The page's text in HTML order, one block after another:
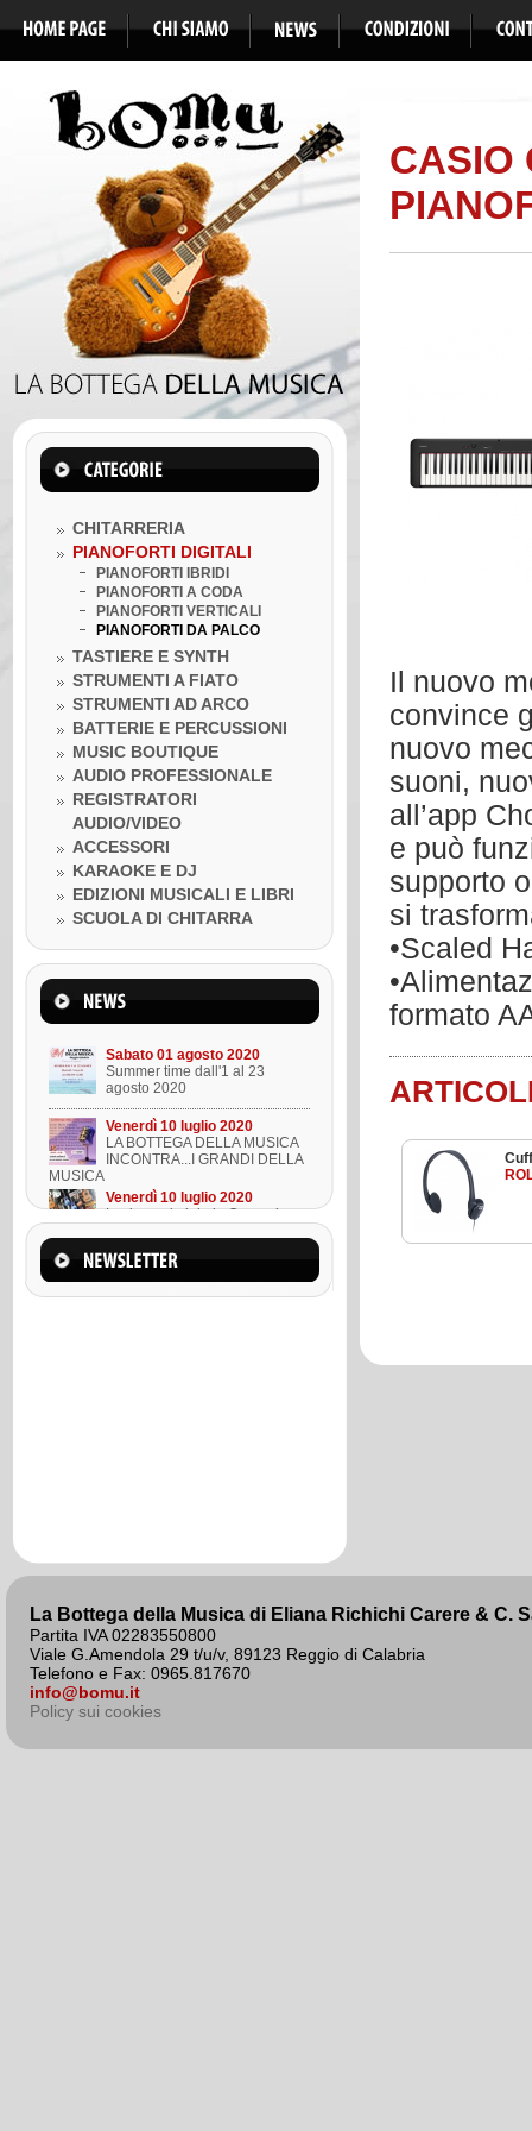
CHITARRERIA
PIANOFORTI DIGITALI
PIANOFORTI IBRIDI
PIANOFORTI A CODA
PIANOFORTI VERTICALI
PIANOFORTI DA PALCO
TASTIERE E SYNTH
STRUMENTI A FIATO
STRUMENTI AD ARCO
BATTERIE E PERCUSSIONI
MUSIC BOUTIQUE
AUDIO PROFESSIONALE
REGISTRATORI
AUDIO/VIDEO
ACCESSORI
KARAOKE E DJ
EDIZIONI MUSICALI E LIBRI
SCUOLA DI CHITARRA
Venerdì 10 luglio 2020
LA BOTTEGA DELLA MUSICA
INCONTRA...I GRANDI DELLA
MUSICA
Venerdì 10 luglio 2020
Lezione ukulele in Omaggio
Mercoledì 22 marzo 2023
Suono l'ukulele in 8 lezioni
Sabato 01 agosto 2020
Summer time dall'1 al 23
agosto 2020
Venerdì 10 luglio 2020
LA BOTTEGA DELLA MUSICA
INCONTRA...I GRANDI DELLA
MUSICA
Venerdì 10 luglio 2020
Lezione ukulele in Omaggio
Mercoledì 22 marzo 2023
Suono l'ukulele in 8 lezioni
CASIO
Il nuovo
convince
nuovo
suoni,
all’app
e può
supporto
si
•Scaled
formato
La Bottega della Musica di Eliana Richichi Carere & C.
Partita IVA 02283550800
Viale G.Amendola 29 t/u/v, 89123 Reggio di Calabria
Telefono e Fax: 0965.817670
info@bomu.it
Policy sui cookies